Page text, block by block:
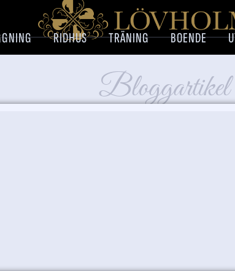
RIDHUS TRÄNING BOENDE
Bloggartikel